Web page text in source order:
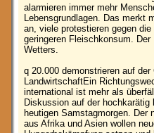
alarmieren immer mehr
Lebensgrundlagen. Das merkt
an, viele protestieren gegen
geringeren Fleischkonsum.
Wetters.
q 20.000 demonstrieren auf
LandwirtschaftEin
international ist mehr als
Diskussion auf der
heutigen Samstagmorgen. Der
aus Afrika und Asien wollen